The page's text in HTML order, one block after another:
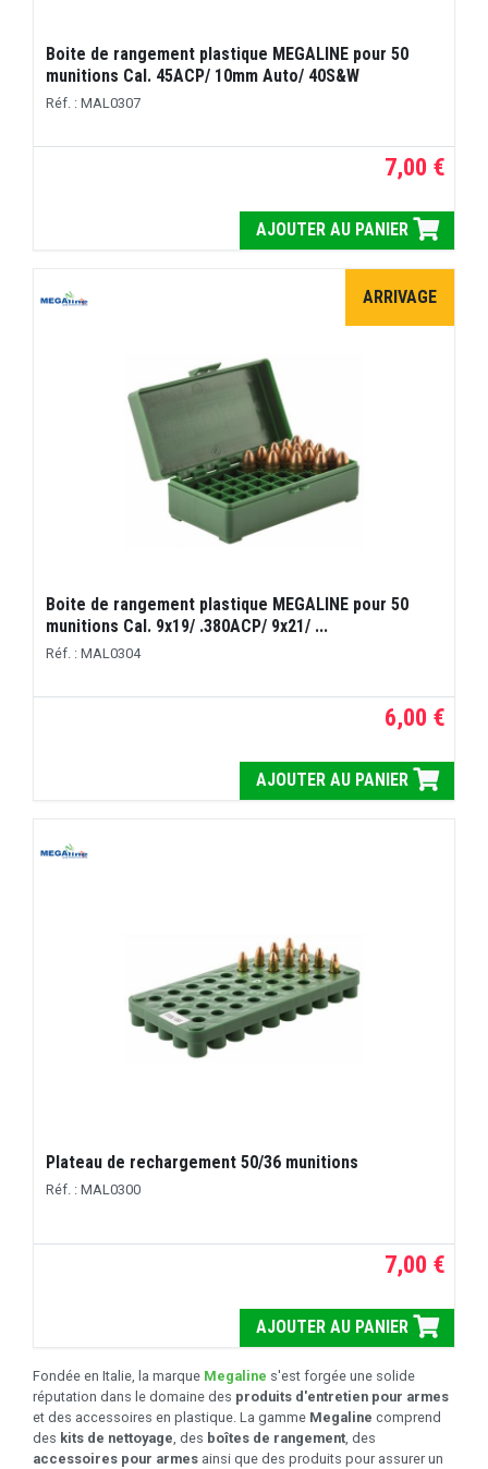
Boite de rangement plastique MEGALINE pour 50
munitions Cal. 45ACP/ 10mm Auto/ 40S&W
Réf. : MAL0307
7,00 €
AJOUTER AU PANIER
ARRIVAGE
Boite de rangement plastique MEGALINE pour 50
munitions Cal. 9x19/ .380ACP/ 9x21/ ...
Réf. : MAL0304
6,00 €
AJOUTER AU PANIER
Plateau de rechargement 50/36 munitions
Réf. : MAL0300
7,00 €
AJOUTER AU PANIER
Fondée en Italie, la marque Megaline s'est forgée une solide
réputation dans le domaine des produits d'entretien pour armes
et des accessoires en plastique. La gamme Megaline comprend
des kits de nettoyage, des boîtes de rangement, des
accessoires pour armes ainsi que des produits pour assurer un